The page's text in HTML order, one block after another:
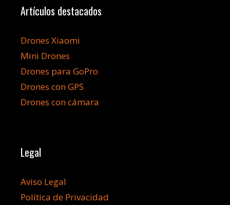
Artículos destacados
Drones Xiaomi
Mini Drones
Drones para GoPro
Drones con GPS
Drones con cámara
Legal
Aviso Legal
Política de Privacidad